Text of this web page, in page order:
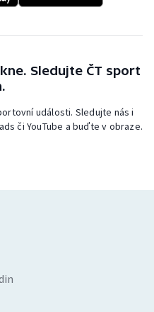
Sledujte ČT sport
události. Sledujte nás i
či YouTube a buďte v obraze.